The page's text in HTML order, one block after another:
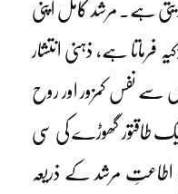
ہے۔ مرشد کامل اپنی
فرماتا ہے، ذہنی انتشار
سے نفس کمزور اور روح
طاقتور گھوڑے کی سی
مرشد کے ذریعہ